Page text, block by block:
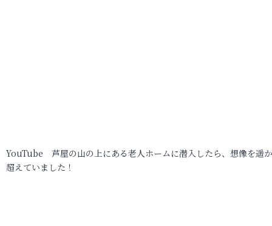
YouTube 芦屋の山の上にある老人ホームに潜入したら、想像を遥
超えていました！